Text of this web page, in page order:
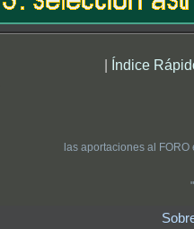
| Índice
las aportaciones al